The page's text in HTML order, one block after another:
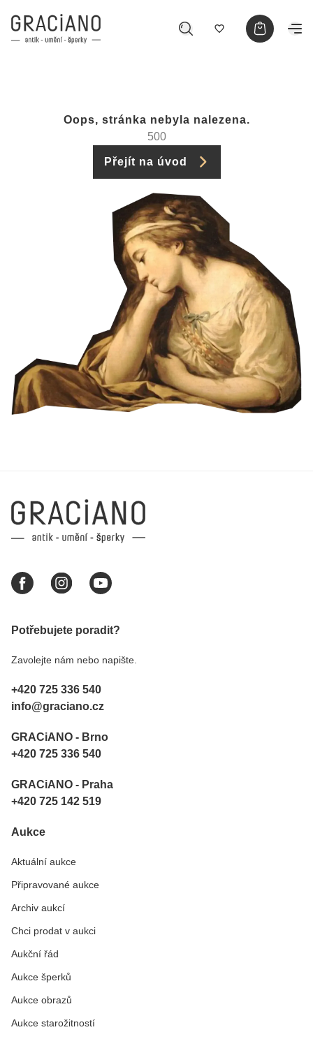
Oops, stránka nebyla nalezena.
500
Přejít na úvod
Potřebujete poradit?
Zavolejte nám nebo napište.
+420 725 336 540
info@graciano.cz
GRACiANO - Brno
+420 725 336 540
GRACiANO - Praha
+420 725 142 519
Aukce
Aktuální aukce
Připravované aukce
Archiv aukcí
Chci prodat v aukci
Aukční řád
Aukce šperků
Aukce obrazů
Aukce starožitností